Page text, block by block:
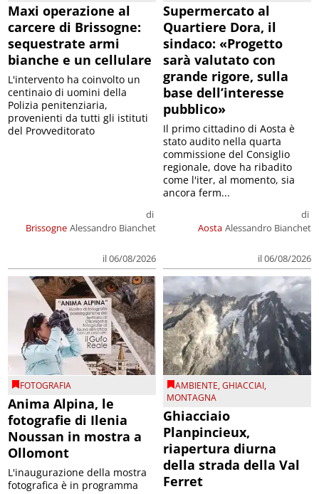
Maxi operazione al
carcere di Brissogne:
sequestrate armi
bianche e un cellulare
Brissogne
di
Alessandro Bianchet
il 06/08/2026
L'intervento ha coinvolto un
centinaio di uomini della
Polizia penitenziaria,
provenienti da tutti gli istituti
del Provveditorato
Supermercato al
Quartiere Dora, il
sindaco: «Progetto
sarà valutato con
grande rigore, sulla
base dell’interesse
pubblico»
Aosta
di
Alessandro Bianchet
il 06/08/2026
Il primo cittadino di Aosta è
stato audito nella quarta
commissione del Consiglio
regionale, dove ha ribadito
come l'iter, al momento, sia
ancora ferm...
FOTOGRAFIA
Anima Alpina, le
fotografie di Ilenia
Noussan in mostra a
Ollomont
L'inaugurazione della mostra
fotografica è in programma
AMBIENTE,GHIACCIAI,
MONTAGNA
Ghiacciaio
Planpincieux,
riapertura diurna
della strada della Val
Ferret